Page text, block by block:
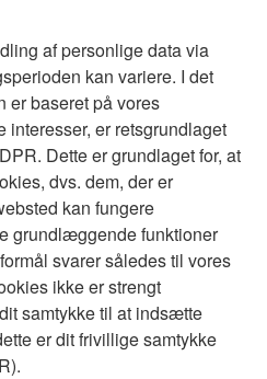
af personlige data via
kan variere. I det
er baseret på vores
er retsgrundlaget
Dette er grundlaget for, at
dvs. dem, der er
kan fungere
grundlæggende funktioner
svarer således til vores
ikke er strengt
samtykke til at indsætte
er dit frivillige samtykke